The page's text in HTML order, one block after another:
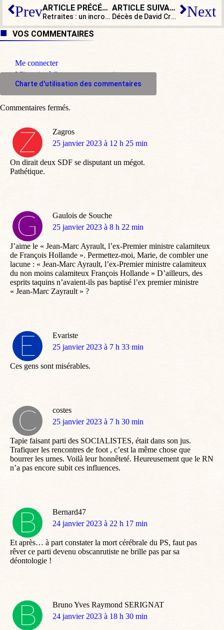
Prev ARTICLE PRÉCÉDENT
Retraites : un incroyable empilement d’erreurs du pouvoir
ARTICLE SUIVANT
Décès de David Crosby : un diable d’homme à la voix d’ange Next
VOS COMMENTAIRES
Me connecter
M'inscrire à l'espace commentaire
Charte d'utilisation des commentaires
Zagros
dit
25 janvier 2023 à 12 h 25 min
On dirait deux SDF se disputant un mégot.
Pathétique.
Gaulois de Souche
dit
25 janvier 2023 à 8 h 22 min
J’aime le « Jean-Marc Ayrault, l’ex-Premier ministre calamiteux
de François Hollande ». Permettez-moi, Marie, de combler une
lacune : « Jean-Marc Ayrault, l’ex-Premier ministre calamiteux
du non moins calamiteux François Hollande » D’ailleurs, des
esprits taquins n’avaient-ils pas baptisé l’ex premier ministre
« Jean-Marc Zayrault » ?
Evariste
dit
25 janvier 2023 à 7 h 33 min
Ces gens sont misérables.
costes
dit
25 janvier 2023 à 7 h 30 min
Tapie faisant parti des SOCIALISTES, était dans son jus.
Trafiquer les rencontres de foot , c’est la même chose que
bourrer les urnes. Voilà leur honnêteté. Heureusement que le RN
n’a pas encore subit ces influences.
Bernard47
dit
24 janvier 2023 à 22 h 17 min
Et après… à part constater la mort cérébrale du PS, faut pas
rêver ce parti devenu obscanrutiste ne brille pas par sa
déontologie !
Bruno Yves Raymond SERIGNAT
dit
24 janvier 2023 à 18 h 30 min
Commentaires fermés.